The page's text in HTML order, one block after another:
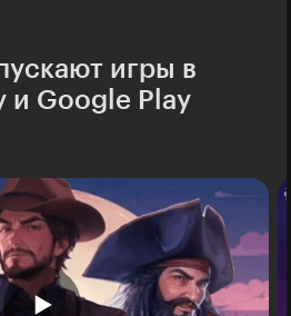
игры в
и Google Play